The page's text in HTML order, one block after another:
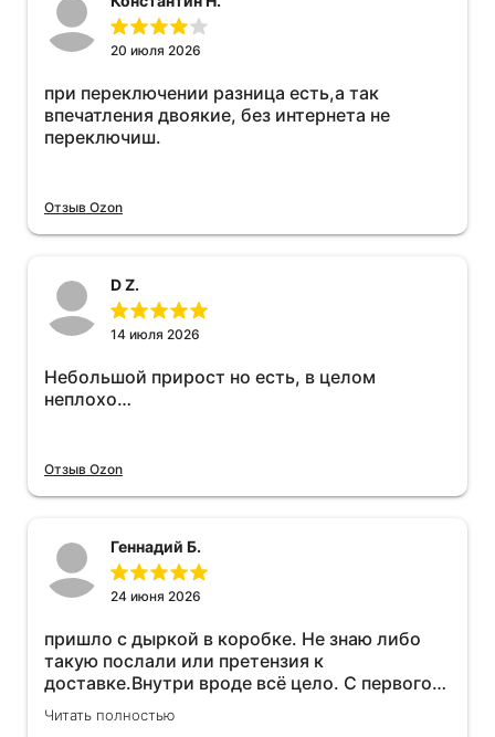
20 июля 2026
при переключении разница есть,а так
впечатления двоякие, без интернета не
переключиш.
Отзыв Ozon
D Z.
14 июля 2026
Небольшой прирост но есть, в целом
неплохо…
Отзыв Ozon
Геннадий Б.
24 июня 2026
пришло с дыркой в коробке. Не знаю либо
такую послали или претензия к
доставке.Внутри вроде всё цело. С первого
раза установить не получается не знаю
может интернет дурит. Четыре звёзды за
Читать полностью